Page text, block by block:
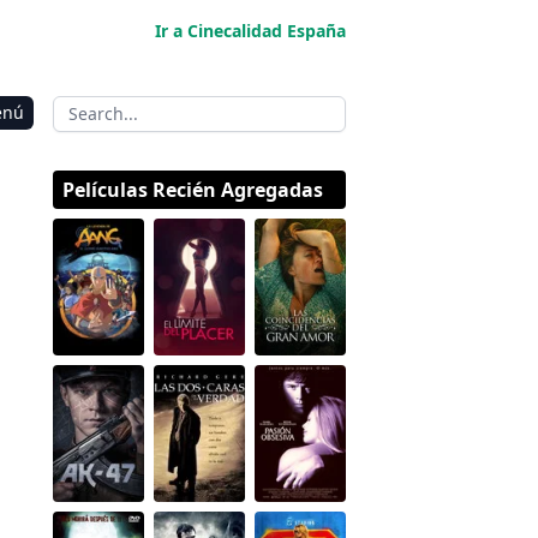
Ir a Cinecalidad España
Películas Recién Agregadas